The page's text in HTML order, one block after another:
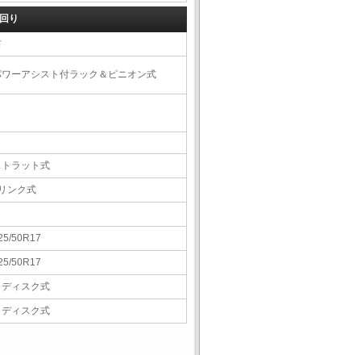
り
ーアシスト付ラック＆ピニオン式
トラット式
ンク式
50R17
50R17
ディスク式
ディスク式